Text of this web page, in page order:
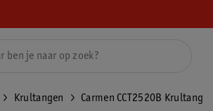
Krultangen Carmen CCT2520B Krultang